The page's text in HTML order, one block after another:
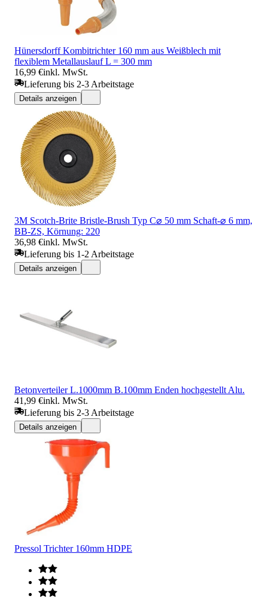
Hünersdorff Kombitrichter 160 mm aus Weißblech mit
flexiblem Metallauslauf L = 300 mm
16,99 €inkl. MwSt.
Lieferung bis 2-3 Arbeitstage
Details anzeigen
3M Scotch-Brite Bristle-Brush Typ C⌀ 50 mm Schaft-⌀ 6 mm,
BB-ZS, Körnung: 220
36,98 €inkl. MwSt.
Lieferung bis 1-2 Arbeitstage
Details anzeigen
Betonverteiler L.1000mm B.100mm Enden hochgestellt Alu.
41,99 €inkl. MwSt.
Lieferung bis 2-3 Arbeitstage
Details anzeigen
Pressol Trichter 160mm HDPE